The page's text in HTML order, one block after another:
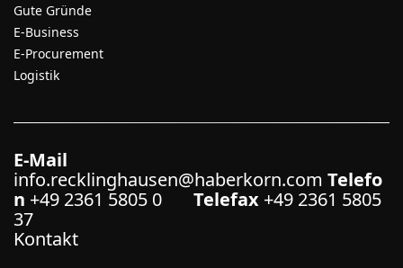
Gute Gründe
E-Business
E-Procurement
Logistik
E-Mail
info.recklinghausen@haberkorn.com Telefo
n +49 2361 5805 0 Telefax +49 2361 5805
37
Kontakt